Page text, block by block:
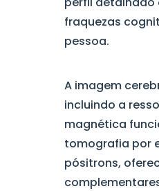
fraquezas
pessoa.
A imagem
incluindo a
magnética
tomografia por
pósitrons,